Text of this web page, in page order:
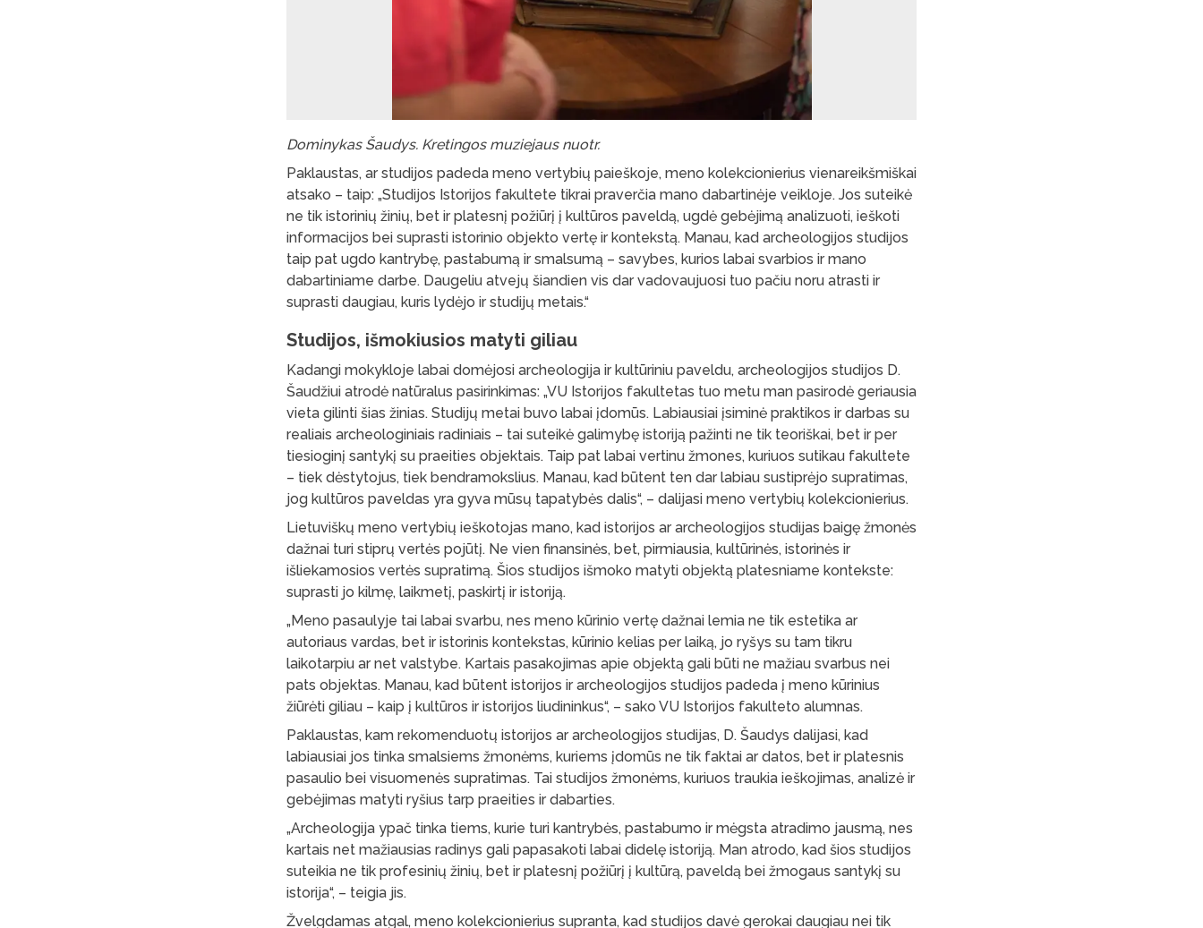
Dominykas Šaudys. Kretingos muziejaus nuotr.
Paklaustas, ar studijos padeda meno vertybių paieškoje, meno kolekcionierius vienareikšmiškai
atsako – taip: „Studijos Istorijos fakultete tikrai praverčia mano dabartinėje veikloje. Jos suteikė
ne tik istorinių žinių, bet ir platesnį požiūrį į kultūros paveldą, ugdė gebėjimą analizuoti, ieškoti
informacijos bei suprasti istorinio objekto vertę ir kontekstą. Manau, kad archeologijos studijos
taip pat ugdo kantrybę, pastabumą ir smalsumą – savybes, kurios labai svarbios ir mano
dabartiniame darbe. Daugeliu atvejų šiandien vis dar vadovaujuosi tuo pačiu noru atrasti ir
suprasti daugiau, kuris lydėjo ir studijų metais.“
Studijos, išmokiusios matyti giliau
Kadangi mokykloje labai domėjosi archeologija ir kultūriniu paveldu, archeologijos studijos D.
Šaudžiui atrodė natūralus pasirinkimas: „VU Istorijos fakultetas tuo metu man pasirodė geriausia
vieta gilinti šias žinias. Studijų metai buvo labai įdomūs. Labiausiai įsiminė praktikos ir darbas su
realiais archeologiniais radiniais – tai suteikė galimybę istoriją pažinti ne tik teoriškai, bet ir per
tiesioginį santykį su praeities objektais. Taip pat labai vertinu žmones, kuriuos sutikau fakultete
– tiek dėstytojus, tiek bendramokslius. Manau, kad būtent ten dar labiau sustiprėjo supratimas,
jog kultūros paveldas yra gyva mūsų tapatybės dalis“, – dalijasi meno vertybių kolekcionierius.
Lietuviškų meno vertybių ieškotojas mano, kad istorijos ar archeologijos studijas baigę žmonės
dažnai turi stiprų vertės pojūtį. Ne vien finansinės, bet, pirmiausia, kultūrinės, istorinės ir
išliekamosios vertės supratimą. Šios studijos išmoko matyti objektą platesniame kontekste:
suprasti jo kilmę, laikmetį, paskirtį ir istoriją.
„Meno pasaulyje tai labai svarbu, nes meno kūrinio vertę dažnai lemia ne tik estetika ar
autoriaus vardas, bet ir istorinis kontekstas, kūrinio kelias per laiką, jo ryšys su tam tikru
laikotarpiu ar net valstybe. Kartais pasakojimas apie objektą gali būti ne mažiau svarbus nei
pats objektas. Manau, kad būtent istorijos ir archeologijos studijos padeda į meno kūrinius
žiūrėti giliau – kaip į kultūros ir istorijos liudininkus“, – sako VU Istorijos fakulteto alumnas.
Paklaustas, kam rekomenduotų istorijos ar archeologijos studijas, D. Šaudys dalijasi, kad
labiausiai jos tinka smalsiems žmonėms, kuriems įdomūs ne tik faktai ar datos, bet ir platesnis
pasaulio bei visuomenės supratimas. Tai studijos žmonėms, kuriuos traukia ieškojimas, analizė ir
gebėjimas matyti ryšius tarp praeities ir dabarties.
„Archeologija ypač tinka tiems, kurie turi kantrybės, pastabumo ir mėgsta atradimo jausmą, nes
kartais net mažiausias radinys gali papasakoti labai didelę istoriją. Man atrodo, kad šios studijos
suteikia ne tik profesinių žinių, bet ir platesnį požiūrį į kultūrą, paveldą bei žmogaus santykį su
istorija“, – teigia jis.
Žvelgdamas atgal, meno kolekcionierius supranta, kad studijos davė gerokai daugiau nei tik